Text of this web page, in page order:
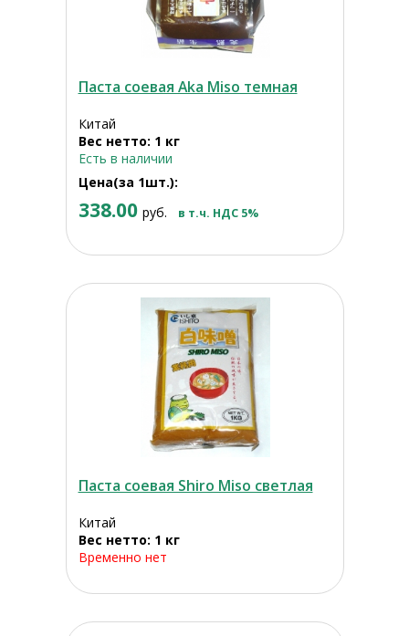
Паста соевая Aka Miso темная
Китай
Вес нетто: 1 кг
Есть в наличии
Цена(за 1шт.):
338.00 руб. в т.ч. НДС 5%
Паста соевая Shiro Miso светлая
Китай
Вес нетто: 1 кг
Временно нет